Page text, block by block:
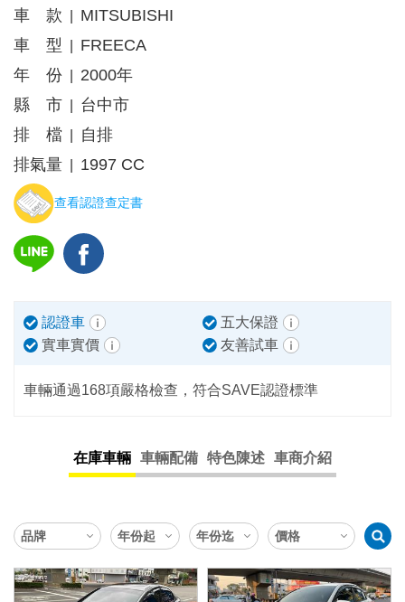
車 款
MITSUBISHI
車 型
FREECA
年 份
2000年
縣 市
台中市
排 檔
自排
排氣量
1997 CC
查看認證查定書
認證車
五大保證
實車實價
友善試車
車輛通過168項嚴格檢查，符合SAVE認證標準
在庫車輛 車輛配備 特色陳述 車商介紹